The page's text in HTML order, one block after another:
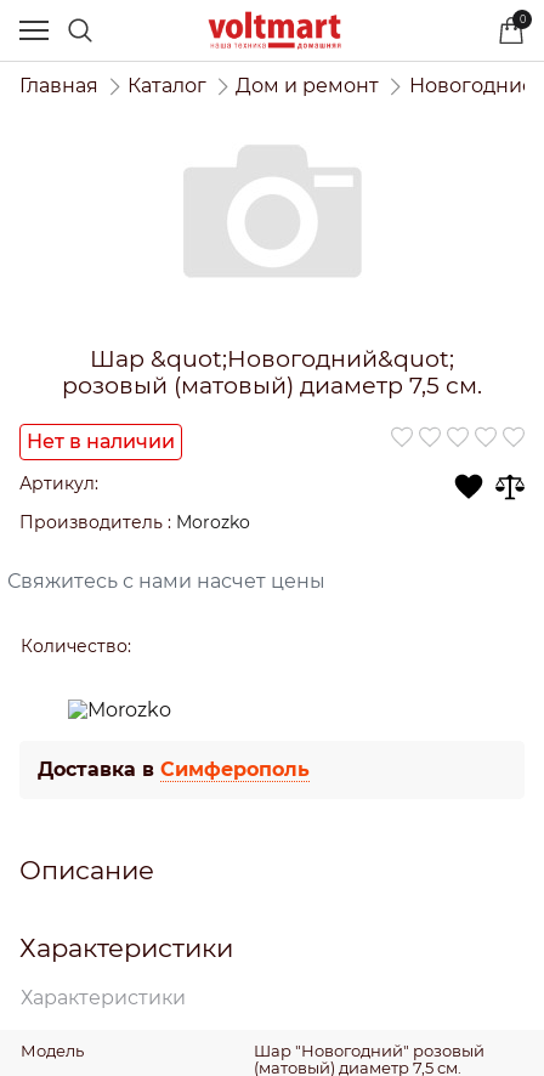
0
Главная Каталог Дом и ремонт Новогодние
Шар &quot;Новогодний&quot;
розовый (матовый) диаметр 7,5 см.
Нет в наличии
Артикул:
Производитель : Morozko
Свяжитесь с нами насчет цены
Количество:
Доставка в Симферополь
Описание
Характеристики
Характеристики
Модель
Шар "Новогодний" розовый
(матовый) диаметр 7,5 см.